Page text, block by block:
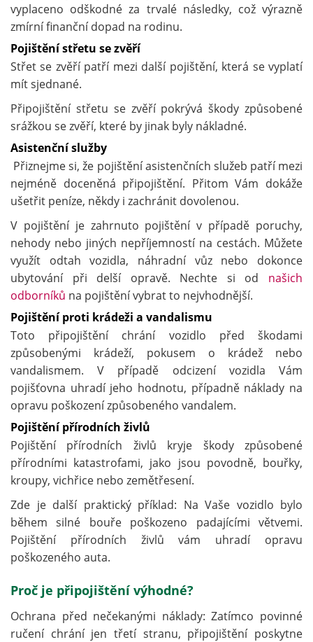
vyplaceno odškodné za trvalé následky, což výrazně
zmírní finanční dopad na rodinu.
Pojištění střetu se zvěří
Střet se zvěří patří mezi další pojištění, která se vyplatí
mít sjednané.
Připojištění střetu se zvěří pokrývá škody způsobené
srážkou se zvěří, které by jinak byly nákladné.
Asistenční služby
Přiznejme si, že pojištění asistenčních služeb patří mezi
nejméně doceněná připojištění. Přitom Vám dokáže
ušetřit peníze, někdy i zachránit dovolenou.
V pojištění je zahrnuto pojištění v případě poruchy,
nehody nebo jiných nepříjemností na cestách. Můžete
využít odtah vozidla, náhradní vůz nebo dokonce
ubytování při delší opravě. Nechte si od našich
odborníků na pojištění vybrat to nejvhodnější.
Pojištění proti krádeži a vandalismu
Toto připojištění chrání vozidlo před škodami
způsobenými krádeží, pokusem o krádež nebo
vandalismem. V případě odcizení vozidla Vám
pojišťovna uhradí jeho hodnotu, případně náklady na
opravu poškození způsobeného vandalem.
Pojištění přírodních živlů
Pojištění přírodních živlů kryje škody způsobené
přírodními katastrofami, jako jsou povodně, bouřky,
kroupy, vichřice nebo zemětřesení.
Zde je další praktický příklad: Na Vaše vozidlo bylo
během silné bouře poškozeno padajícími větvemi.
Pojištění přírodních živlů vám uhradí opravu
poškozeného auta.
Proč je připojištění výhodné?
Ochrana před nečekanými náklady: Zatímco povinné
ručení chrání jen třetí stranu, připojištění poskytne